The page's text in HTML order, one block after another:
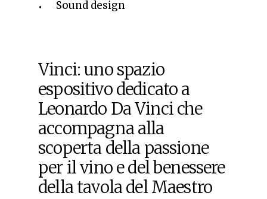
Sound design
Vinci: uno spazio
espositivo dedicato a
Leonardo Da Vinci che
accompagna alla
scoperta della passione
per il vino e del benessere
della tavola del Maestro